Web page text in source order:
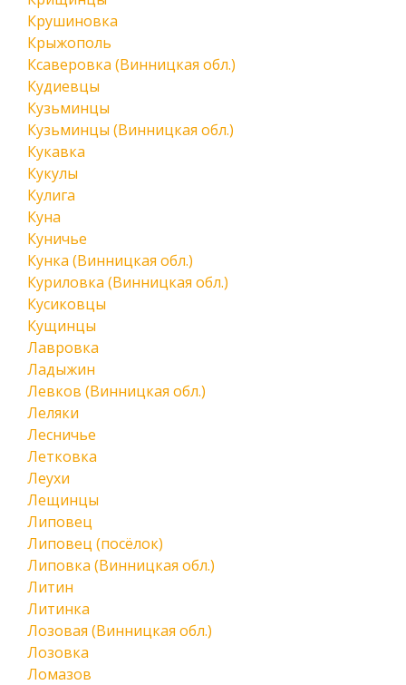
Крушиновка
Крыжополь
Ксаверовка (Винницкая обл.)
Кудиевцы
Кузьминцы
Кузьминцы (Винницкая обл.)
Кукавка
Кукулы
Кулига
Куна
Куничье
Кунка (Винницкая обл.)
Куриловка (Винницкая обл.)
Кусиковцы
Кущинцы
Лавровка
Ладыжин
Левков (Винницкая обл.)
Леляки
Лесничье
Летковка
Леухи
Лещинцы
Липовец
Липовец (посёлок)
Липовка (Винницкая обл.)
Литин
Литинка
Лозовая (Винницкая обл.)
Лозовка
Ломазов